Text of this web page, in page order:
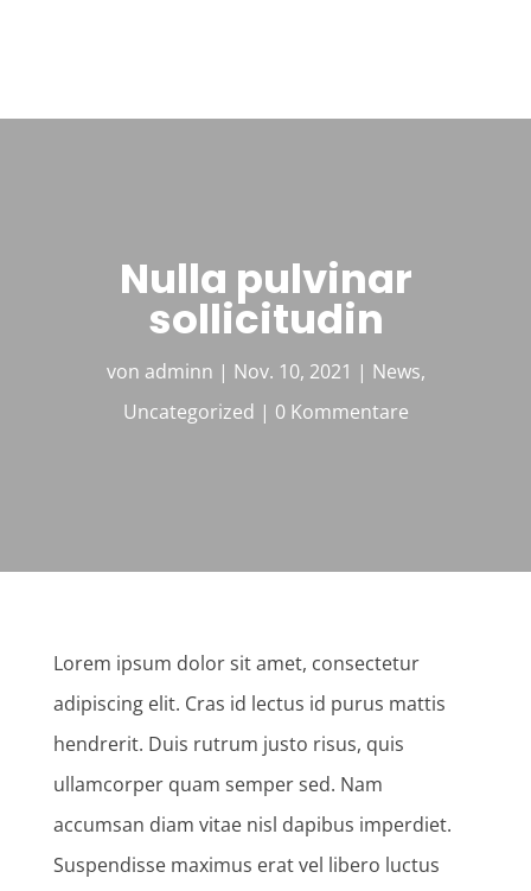
Nulla pulvinar
sollicitudin
von adminn | Nov. 10, 2021 | News,
Uncategorized | 0 Kommentare
Lorem ipsum dolor sit amet, consectetur
adipiscing elit. Cras id lectus id purus mattis
hendrerit. Duis rutrum justo risus, quis
ullamcorper quam semper sed. Nam
accumsan diam vitae nisl dapibus imperdiet.
Suspendisse maximus erat vel libero luctus